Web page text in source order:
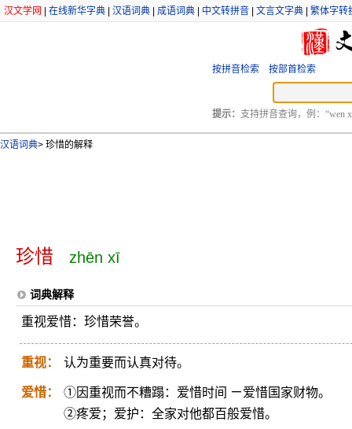
汉文学网 在线新华字典 汉语词典 成语词典 中文转拼音 文言文字典 繁体字转
按拼音检索 按部首检索
提示： 支持拼音查询，例：“wen
汉语词典> 珍惜的解释
珍惜 zhēn xī
词典解释
重视爱惜：珍惜荣誉。
重视： 认为重要而认真对待。
爱惜：
①因重视而不糟蹋：爱惜时间 ㄧ爱惜国家财物。
②疼爱；爱护：全家对他都百般爱惜。